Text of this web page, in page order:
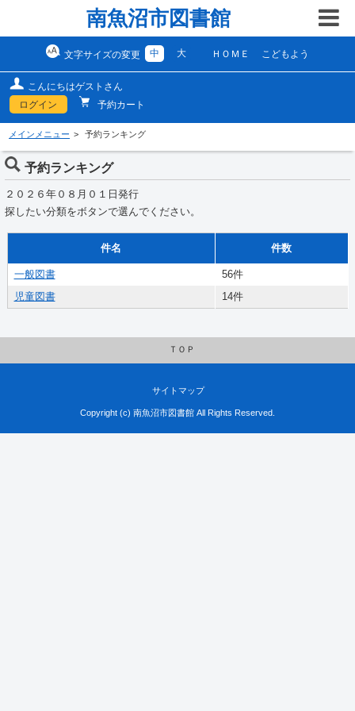
南魚沼市図書館
文字サイズの変更 中 大 ＨＯＭＥ こどもよう
こんにちはゲストさん
ログイン
予約カート
メインメニュー 予約ランキング
予約ランキング
２０２６年０８月０１日発行
探したい分類をボタンで選んでください。
件名 件数
一般図書
56件
児童図書
14件
ＴＯＰ
サイトマップ
Copyright (c) 南魚沼市図書館 All Rights Reserved.